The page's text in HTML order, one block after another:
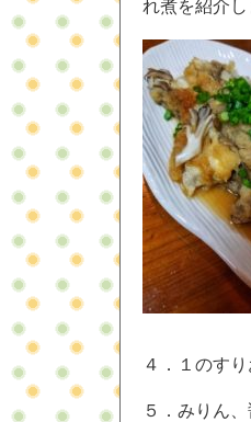
れ煮を紹介し
４．１のす
５．みりん